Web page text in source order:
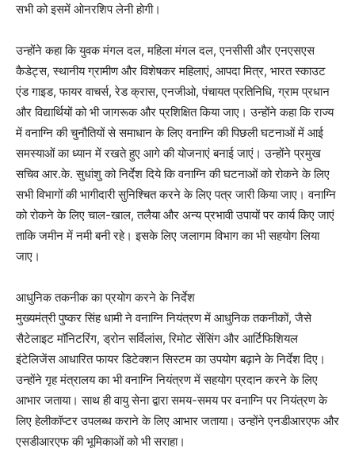
सभी को इसमें ओनरशिप लेनी होगी।
उन्होंने कहा कि युवक मंगल दल, महिला मंगल दल, एनसीसी और एनएसएस
कैडेट्स, स्थानीय ग्रामीण और विशेषकर महिलाएं, आपदा मित्र, भारत स्काउट
एंड गाइड, फायर वाचर्स, रेड क्रास, एनजीओ, पंचायत प्रतिनिधि, ग्राम प्रधान
और विद्यार्थियों को भी जागरूक और प्रशिक्षित किया जाए। उन्होंने कहा कि राज्य
में वनाग्नि की चुनौतियों से समाधान के लिए वनाग्नि की पिछली घटनाओं में आई
समस्याओं का ध्यान में रखते हुए आगे की योजनाएं बनाई जाएं। उन्होंने प्रमुख
सचिव आर.के. सुधांशु को निर्देश दिये कि वनाग्नि की घटनाओं को रोकने के लिए
सभी विभागों की भागीदारी सुनिश्चित करने के लिए पत्र जारी किया जाए। वनाग्नि
को रोकने के लिए चाल-खाल, तलैया और अन्य प्रभावी उपायों पर कार्य किए जाएं
ताकि जमीन में नमी बनी रहे। इसके लिए जलागम विभाग का भी सहयोग लिया
जाए।
आधुनिक तकनीक का प्रयोग करने के निर्देश
मुख्यमंत्री पुष्कर सिंह धामी ने वनाग्नि नियंत्रण में आधुनिक तकनीकों, जैसे
सैटेलाइट मॉनिटरिंग, ड्रोन सर्विलांस, रिमोट सेंसिंग और आर्टिफिशियल
इंटेलिजेंस आधारित फायर डिटेक्शन सिस्टम का उपयोग बढ़ाने के निर्देश दिए।
उन्होंने गृह मंत्रालय का भी वनाग्नि नियंत्रण में सहयोग प्रदान करने के लिए
आभार जताया। साथ ही वायु सेना द्वारा समय-समय पर वनाग्नि पर नियंत्रण के
लिए हेलीकॉप्टर उपलब्ध कराने के लिए आभार जताया। उन्होंने एनडीआरएफ और
एसडीआरएफ की भूमिकाओं को भी सराहा।